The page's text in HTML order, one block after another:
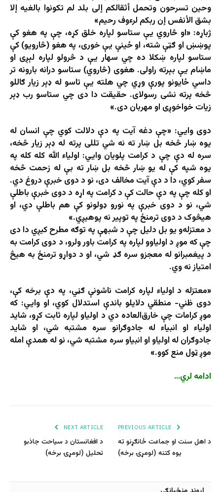
وحين تسرحون وتحمل أثقالكم إلى بلد لم تكونوا بالغيه إلا
بشق الأنفس إن ربكم لرءوف رحيم»
ژباړه: «او څاروي يې ستاسو لپاره خلق کړه، چې په هغو کې
پوښښ او ګټې شته، او ځينې يې خوری، په هغو (څارویو) کې
ستاسو لپاره ښکلا ده چي سهار یې د څرولو لپاره لېږی او
ماښام یې بېرته راولی. هغوی (څاروي) ستاسو درانه بارونه تر
داسي ځايونو پورې وړي چي هلته یې تاسو له ډېر زيار ګاللو
څخه پرته نشی رسولای. حقيقت دا دى چي ستاسو رب ډېر
زيات خواخوږی او مهربان دى.»
دوی وايي: «چې دغه آيت په دې دلالت کوي چې انسان له
يوه ښار څخه بل ښار ته نه شي تللی پرته له ډېر زيار څخه،
سره له دې چې د کرامت پلويان وايي: اولیاء الله کله کله په
يوه شپه کې له يو ښار څخه بل ښار ته بې له زحمت څخه
سفر کوي، دا د دې آيت مخالف دی، نو د دوی خبرې دروغ دي.
او کله چې په دې حالت کې د کرامت په اړه د دوی خبرې باطلې
شي، نو‌ د دوی خبرې په نورو ډولونو کې هم باطلې دي، او
هیڅوک د دوی ترمنځ په توپير نه پوهیږي.»
د معتزله‌و یو بل دلیل چې د شبهې په توګه مطرح کیږي دا دی
چې که موږ د اولیاوو لپاره په کرامت باور ولرو، د دوی کرامت به
د پیغمبرانو له معجزو سره ګډ شي، او د دواړو ترمنځ به هیڅ
امتياز نه وي.
«معتزله د اولياء لپاره کرامت ناشونې ګڼي، په دې برخه کې،
دوی ظني- منطقي دلایلو باندې استدلال کوي، او وايي: که
موږ کرامات چې خارق‌العاده دي د اولياو لپاره ثابت کړو، شايد
اولياء او انبياء له جادوګرانو سره مشتبه شي، او شايد
جادوګران له اولياو او انبياو سره مشتبه شي، نو له همدې امله
موږ ټول منع کوو.»
ادامه لري…
د اهل سنت او جماعت ځانګړنو ته
یوه کتنه (لومړۍ برخه)
NEXT ARTICLE
د افغانستان د سیاحت جاذبو
تحلیل (لومړۍ برخه)